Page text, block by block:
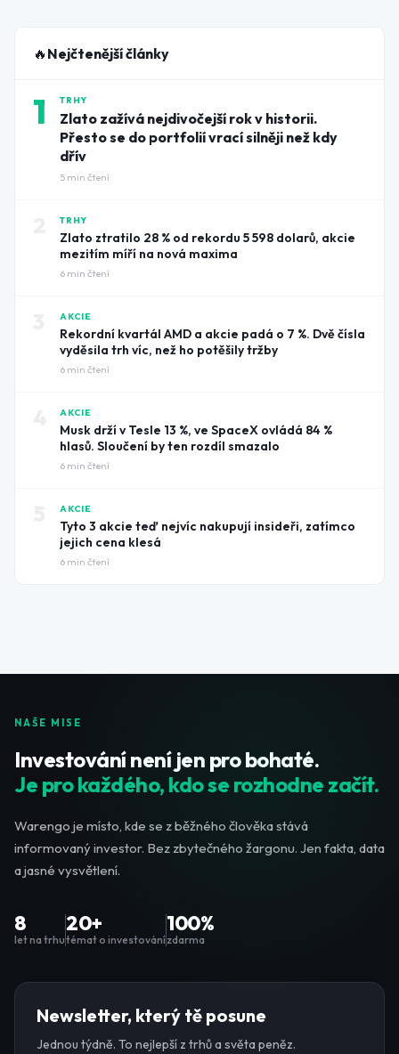
🔥 Nejčtenější články
1 TRHY
Zlato zažívá nejdivočejší rok v historii.
Přesto se do portfolií vrací silněji než kdy
dřív
5 min čtení
TRHY
Zlato ztratilo 28 % od rekordu 5 598 dolarů, akcie
mezitím míří na nová maxima
6 min čtení
AKCIE
Rekordní kvartál AMD a akcie padá o 7 %. Dvě čísla
vyděsila trh víc, než ho potěšily tržby
6 min čtení
AKCIE
Musk drží v Tesle 13 %, ve SpaceX ovládá 84 %
hlasů. Sloučení by ten rozdíl smazalo
6 min čtení
AKCIE
Tyto 3 akcie teď nejvíc nakupují insideři, zatímco
jejich cena klesá
6 min čtení
NAŠE MISE
Investování není jen pro bohaté.
Je pro každého, kdo se rozhodne začít.
Warengo je místo, kde se z běžného člověka stává
informovaný investor. Bez zbytečného žargonu. Jen fakta, data
a jasné vysvětlení.
8
let na trhu
20+
témat o investování
100%
zdarma
Newsletter, který tě posune
Jednou týdně. To nejlepší z trhů a světa peněz.